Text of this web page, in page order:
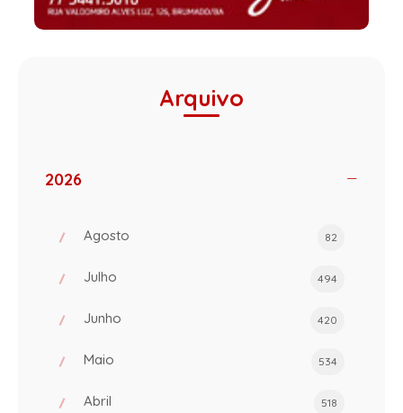
Arquivo
2026
Agosto 82
Julho 494
Junho 420
Maio 534
Abril 518